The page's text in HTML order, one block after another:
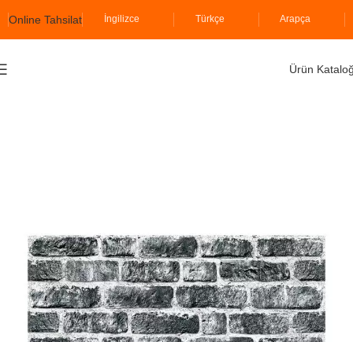
Online Tahsilat İngilizce Türkçe Arapça
Ürün